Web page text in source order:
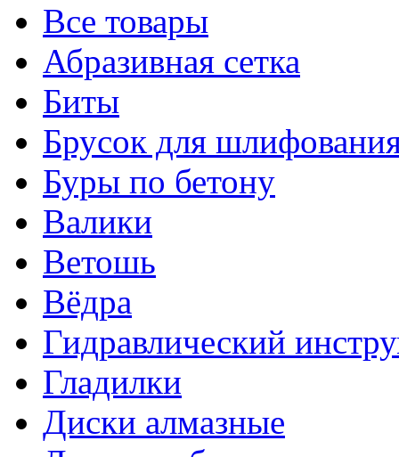
Все товары
Абразивная сетка
Биты
Брусок для
Буры по бетону
Валики
Ветошь
Вёдра
Гидравлический
Гладилки
Диски алмазные